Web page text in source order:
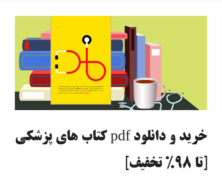
خرید و دانلود pdf کتاب های پزشکی
[تا 98% تخفیف]